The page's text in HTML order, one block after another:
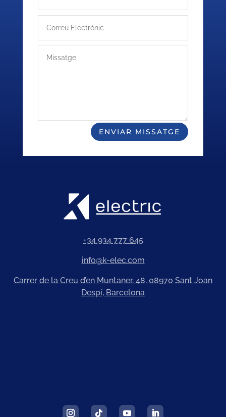
ENVIAR MISSATGE
+34 934 777 645
info@k-elec.com
Carrer de la Creu d’en Muntaner, 48, 08970 Sant Joan
Despí, Barcelona